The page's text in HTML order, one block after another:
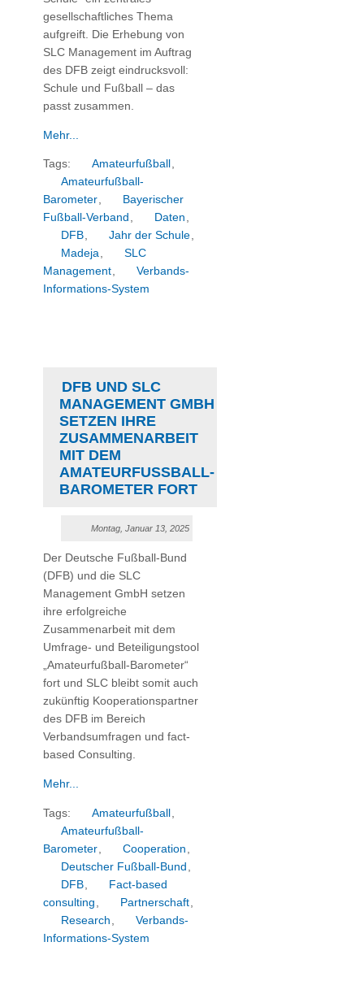
gesellschaftliches Thema
aufgreift. Die Erhebung von
SLC Management im Auftrag
des DFB zeigt eindrucksvoll:
Schule und Fußball – das
passt zusammen.
Mehr...
Tags: Amateurfußball ,
Amateurfußball-
Barometer,
Bayerischer
Fußball-Verband , Daten ,
DFB, Jahr der Schule,
Madeja,
SLC
Management,
Verbands-
Informations-System
DFB UND SLC
MANAGEMENT GMBH
SETZEN IHRE
ZUSAMMENARBEIT
MIT DEM
AMATEURFUSSBALL-B
AROMETER FORT
Montag, Januar 13, 2025
Der Deutsche Fußball-Bund
(DFB) und die SLC
Management GmbH setzen
ihre erfolgreiche
Zusammenarbeit mit dem
Umfrage- und Beteiligungstool
„Amateurfußball-Barometer“
fort und SLC bleibt somit auch
zukünftig Kooperationspartner
des DFB im Bereich
Verbandsumfragen und fact-
based Consulting.
Mehr...
Tags: Amateurfußball
Amateurfußball-
Barometer
Cooperation
Deutscher Fußball-Bund
DFB
Fact-based
consulting
Partnerschaft
Research
Verbands-
Informations-System